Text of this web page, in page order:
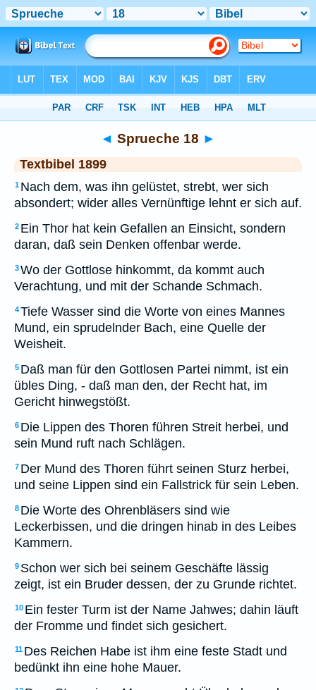
◄ Sprueche 18 ►
Textbibel 1899
1 Nach dem, was ihn gelüstet, strebt, wer sich
absondert; wider alles Vernünftige lehnt er sich auf.
2 Ein Thor hat kein Gefallen an Einsicht, sondern
daran, daß sein Denken offenbar werde.
3Wo der Gottlose hinkommt, da kommt auch
Verachtung, und mit der Schande Schmach.
4Tiefe Wasser sind die Worte von eines Mannes
Mund, ein sprudelnder Bach, eine Quelle der
Weisheit.
5 Daß man für den Gottlosen Partei nimmt, ist ein
übles Ding, - daß man den, der Recht hat, im
Gericht hinwegstößt.
6 Die Lippen des Thoren führen Streit herbei, und
sein Mund ruft nach Schlägen.
7 Der Mund des Thoren führt seinen Sturz herbei,
und seine Lippen sind ein Fallstrick für sein Leben.
8 Die Worte des Ohrenbläsers sind wie
Leckerbissen, und die dringen hinab in des Leibes
Kammern.
9 Schon wer sich bei seinem Geschäfte lässig
zeigt, ist ein Bruder dessen, der zu Grunde richtet.
10 Ein fester Turm ist der Name Jahwes; dahin läuft
der Fromme und findet sich gesichert.
11 Des Reichen Habe ist ihm eine feste Stadt und
bedünkt ihn eine hohe Mauer.